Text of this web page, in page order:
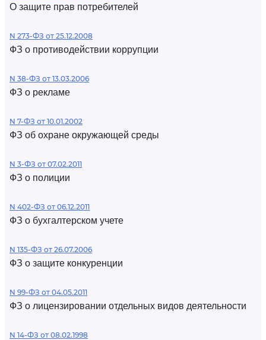
О защите прав потребителей
N 273-ФЗ от 25.12.2008
ФЗ о противодействии коррупции
N 38-ФЗ от 13.03.2006
ФЗ о рекламе
N 7-ФЗ от 10.01.2002
ФЗ об охране окружающей среды
N 3-ФЗ от 07.02.2011
ФЗ о полиции
N 402-ФЗ от 06.12.2011
ФЗ о бухгалтерском учете
N 135-ФЗ от 26.07.2006
ФЗ о защите конкуренции
N 99-ФЗ от 04.05.2011
ФЗ о лицензировании отдельных видов деятельности
N 14-ФЗ от 08.02.1998